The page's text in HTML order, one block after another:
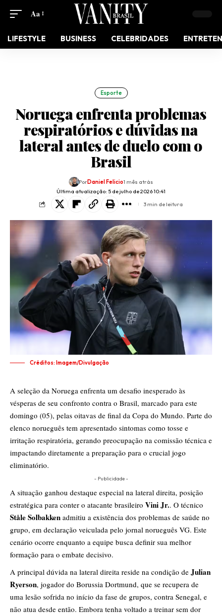
Aa
LIFESTYLE BUSINESS CELEBRIDADES
Esporte
Noruega enfrenta problemas
respiratórios e dúvidas na
lateral antes de duelo com o
Brasil
Última atualização: 5 de julho de 2026 10:41
PorDaniel Felicio1 mês atrás
3 min de leitura
Créditos: Imagem/Divulgação
A seleção da Noruega enfrenta um desafio inesperado às
vésperas de seu confronto contra o Brasil, marcado para este
domingo (05), pelas oitavas de final da Copa do Mundo. Parte do
elenco norueguês tem apresentado sintomas como tosse e
irritação respiratória, gerando preocupação na comissão técnica e
impactando diretamente a preparação para o crucial jogo
eliminatório.
- Publicidade -
A situação ganhou destaque especial na lateral direita, posição
estratégica para conter o atacante brasileiro Vini Jr.. O técnico
Ståle Solbakken admitiu a existência dos problemas de saúde no
grupo, em declaração veiculada pelo jornal norueguês VG. Este
cenário ocorre enquanto a equipe busca definir sua melhor
formação para o embate decisivo.
A principal dúvida na lateral direita reside na condição de Julian
Ryerson, jogador do Borussia Dortmund, que se recupera de
uma lesão sofrida no início da fase de grupos, contra Senegal, e
não atua desde então. Embora tenha voltado a treinar sem dor